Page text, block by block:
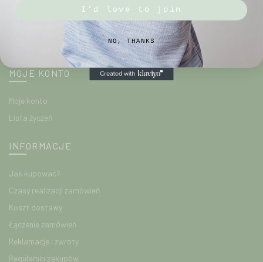
MOJE KONTO
Moje konto
Lista życzeń
INFORMACJE
Jak kupować?
Czasy realizacji zamówień
Koszt dostawy
Łączenie zamówień
Reklamacje i zwroty
Regulamin zakupów
I’d love to join
NO, THANKS